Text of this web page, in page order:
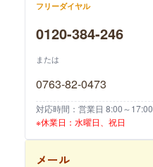
フリーダイヤル
0120-384-246
または
0763-82-0473
対応時間：営業日 8:00～17:00
※休業日：水曜日、祝日
メール